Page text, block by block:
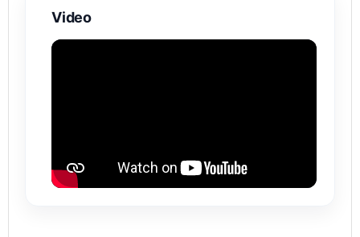
Video